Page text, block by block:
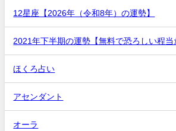
12星座【2026年（令和8年）の運勢】
2021年下半期の運勢【無料で恐ろしい程当
ほくろ占い
アセンダント
オーラ